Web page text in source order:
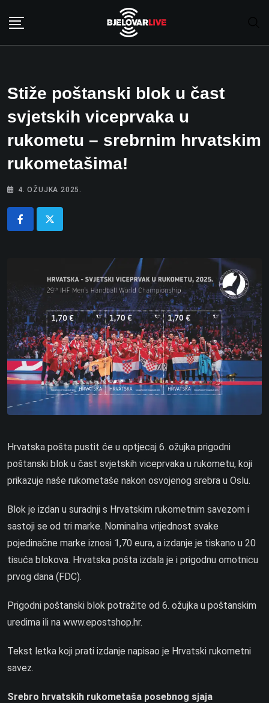
Stiže poštanski blok u čast
svjetskih viceprvaka u
rukometu – srebrnim hrvatskim
rukometašima!
4. OŽUJKA 2025.
Hrvatska pošta pustit će u optjecaj 6. ožujka prigodni
poštanski blok u čast svjetskih viceprvaka u rukometu, koji
prikazuje naše rukometaše nakon osvojenog srebra u Oslu.
Blok je izdan u suradnji s Hrvatskim rukometnim savezom i
sastoji se od tri marke. Nominalna vrijednost svake
pojedinačne marke iznosi 1,70 eura, a izdanje je tiskano u 20
tisuća blokova. Hrvatska pošta izdala je i prigodnu omotnicu
prvog dana (FDC).
Prigodni poštanski blok potražite od 6. ožujka u poštanskim
uredima ili na www.epostshop.hr.
Tekst letka koji prati izdanje napisao je Hrvatski rukometni
savez.
Srebro hrvatskih rukometaša posebnog sjaja